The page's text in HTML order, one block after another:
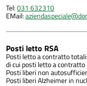
Tel:031 632310
EMail:
Posti letto RSA
Posti letto a contratto
di cui posti letto a
Posti liberi non
Posti liberi Alzheimer in